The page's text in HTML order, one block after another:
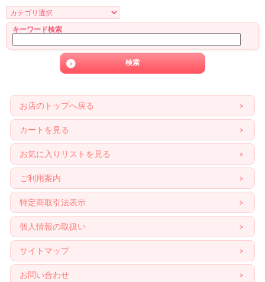
キーワード検索
お店のトップへ戻る
カートを見る
お気に入りリストを見る
ご利用案内
特定商取引法表示
個人情報の取扱い
サイトマップ
お問い合わせ